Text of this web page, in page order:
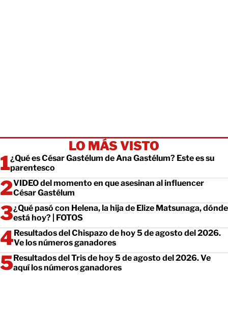
LO MÁS VISTO
¿Qué es César Gastélum de Ana Gastélum? Este es su
parentesco
VIDEO del momento en que asesinan al influencer
César Gastélum
¿Qué pasó con Helena, la hija de Elize Matsunaga, dónde
está hoy? | FOTOS
Resultados del Chispazo de hoy 5 de agosto del 2026.
Ve los números ganadores
Resultados del Tris de hoy 5 de agosto del 2026. Ve
aquí los números ganadores